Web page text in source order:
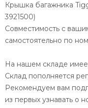
Крышка багажника
3921500)
Совместимость с
самостоятельно по
На нашем складе
Склад пополняется
Рекомендуем вам
из первых узнавать о